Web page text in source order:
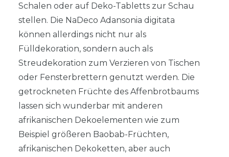
Schalen oder auf Deko-Tabletts zur Schau
stellen. Die NaDeco Adansonia digitata
können allerdings nicht nur als
Fülldekoration, sondern auch als
Streudekoration zum Verzieren von Tischen
oder Fensterbrettern genutzt werden. Die
getrockneten Früchte des Affenbrotbaums
lassen sich wunderbar mit anderen
afrikanischen Dekoelementen wie zum
Beispiel größeren Baobab-Früchten,
afrikanischen Dekoketten, aber auch